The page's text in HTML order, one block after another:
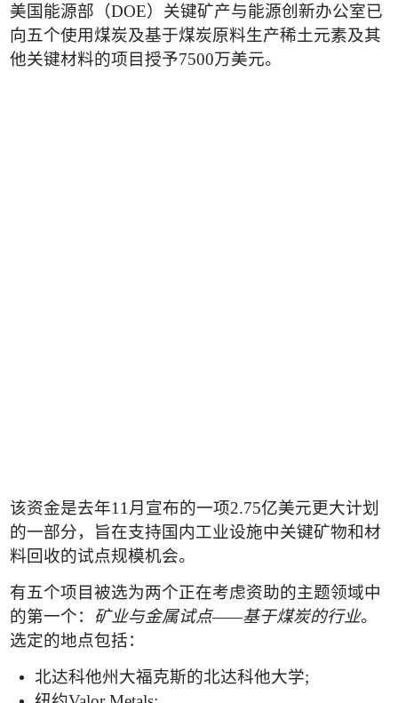
美国能源部（DOE）关键矿产与能源创新办公室已
向五个使用煤炭及基于煤炭原料生产稀土元素及其
他关键材料的项目授予7500万美元。
该资金是去年11月宣布的一项2.75亿美元更大计划
的一部分，旨在支持国内工业设施中关键矿物和材
料回收的试点规模机会。
有五个项目被选为两个正在考虑资助的主题领域中
的第一个：
矿业与金属试点——基于煤炭的行业。
选定的地点包括：
北达科他州大福克斯的北达科他大学;